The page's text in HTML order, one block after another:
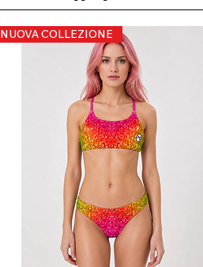
NUOVA COLLEZIONE